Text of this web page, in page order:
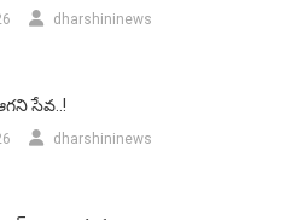
dharshininews
సేవ..!
dharshininews